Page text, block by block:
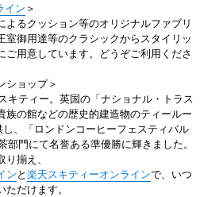
イン ＞
よるクッション等のオリジナルファブリ
室御用達等のクラシックからスタイリッ
ご用意しています。どうぞご利用くださ
ショップ＞
キティー。英国の「ナショナル・トラス
族の館などの歴史的建造物のティールー
、「ロンドンコーヒーフェスティバル
部門にて名誉ある準優勝に輝きました。
揃え、
ンと楽天スキティーオンラインで、いつ
だけます。